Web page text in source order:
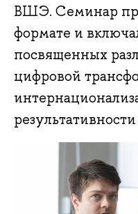
ВШЭ. Семинар
формате и
посвященных
цифровой